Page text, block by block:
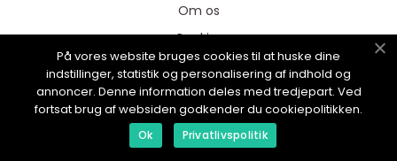
Om os
Cookies
Kontakt os
Sitemap
På vores website bruges cookies til at huske dine
indstillinger, statistik og personalisering af indhold og
annoncer. Denne information deles med tredjepart. Ved
fortsat brug af websiden godkender du cookiepolitikken.
Ok Privatlivspolitik